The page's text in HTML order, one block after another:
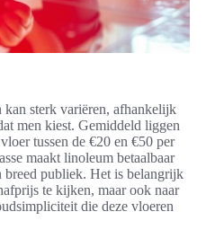
sterk variëren, afhankelijk
men kiest. Gemiddeld liggen
tussen de €20 en €50 per
maakt linoleum betaalbaar
breed publiek. Het is belangrijk
te kijken, maar ook naar
die deze vloeren